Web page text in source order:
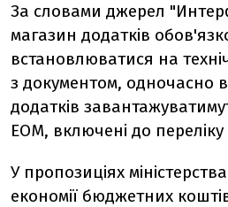
За словами джерел
магазин додатків
встановлюватися на
з документом, одночасно
додатків
ЕОМ, включені до
У пропозиціях
економії бюджетних